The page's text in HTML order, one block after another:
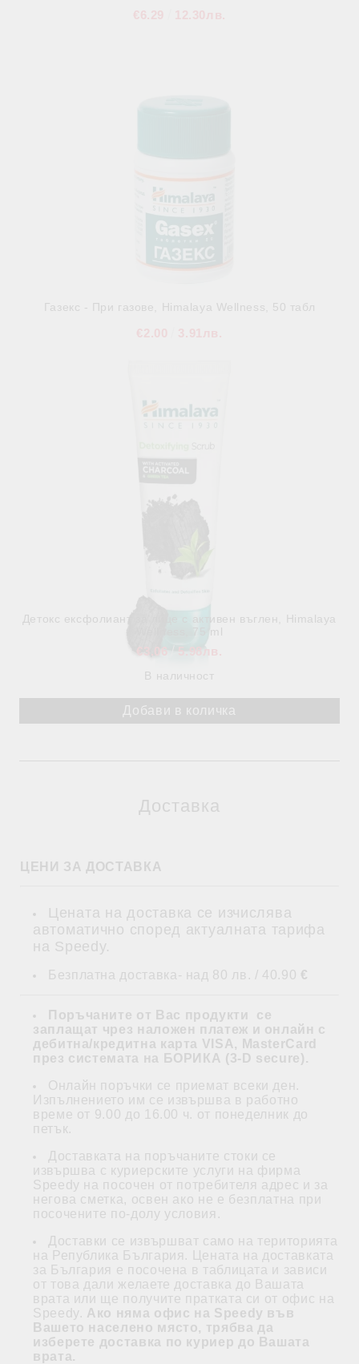
Газекс - При газове, Himalaya Wellness, 50 табл
Детокс ексфолиант за лице с активен въглен, Himalaya
Wellness, 75 ml
€3.06 5.98лв.
В наличност
Доставка
ЦЕНИ ЗА ДОСТАВКА
Цената на доставка се изчислява
автоматично според актуалната тарифа
на Speedy.
Безплатна доставка- над 80 лв. / 40.90 €
Поръчаните от Вас продукти се
заплащат чрез наложен платеж и онлайн с
дебитна/кредитна карта VISA, MasterCard
през системата на БОРИКА (3-D secure).
Онлайн поръчки се приемат всеки ден.
Изпълнението им се извършва в работно
време от 9.00 до 16.00 ч. от понеделник до
петък.
Доставката на поръчаните стоки се
извършва с куриерските услуги на фирма
Speedy на посочен от потребителя адрес и за
негова сметка, освен ако не е безплатна при
посочените по-долу условия.
Доставки се извършват само на територията
на Република България. Цената на доставката
за България е посочена в таблицата и зависи
от това дали желаете доставка до Вашата
врата или ще получите пратката си от офис на
Speedy. Ако няма офис на Speedy във
Вашето населено място, трябва да
изберете доставка по куриер до Вашата
врата.